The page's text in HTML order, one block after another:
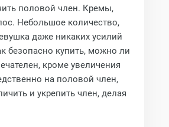
половой член. Кремы,
Небольшое количество,
даже никаких усилий
безопасно купить, можно ли
кроме увеличения
на половой член,
и укрепить член, делая